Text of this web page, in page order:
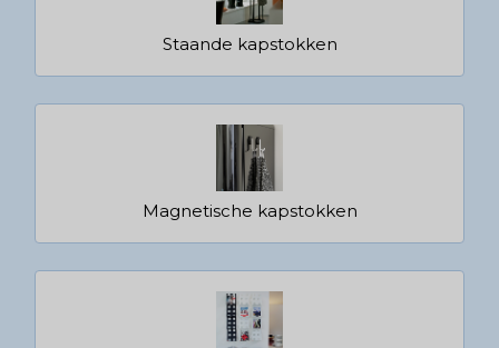
Staande kapstokken
Magnetische kapstokken